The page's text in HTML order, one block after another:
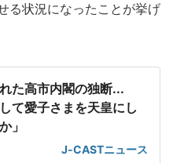
る状況になったことが挙げ
た高市内閣の独断...
て愛子さまを天皇にし
」
J-CASTニュース